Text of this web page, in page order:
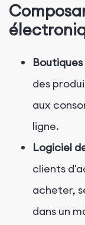
des
aux
ligne.
Logiciel
clients
acheter,
dans un